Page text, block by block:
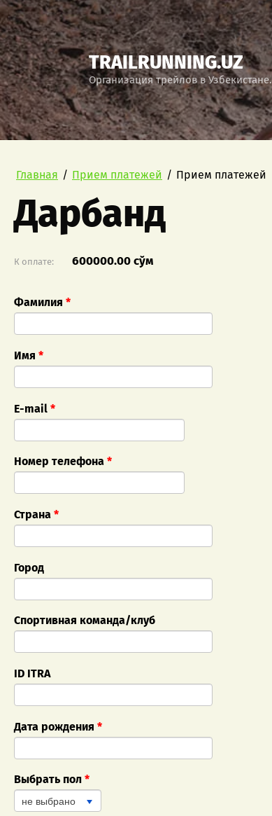
TRAILRUNNING.UZ
Организация трейлов в Узбекистане.
Главная / Прием платежей / Прием платежей
Дарбанд
К оплате: 600000.00 сўм
Фамилия *
Имя *
E-mail *
Номер телефона *
Страна *
Город
Спортивная команда/клуб
ID ITRA
Дата рождения *
Выбрать пол *
не выбрано